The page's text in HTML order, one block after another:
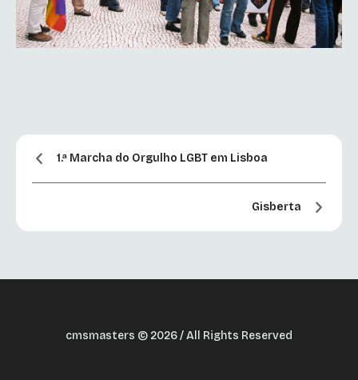
1.ª Marcha do Orgulho LGBT em Lisboa
Gisberta
cmsmasters © 2026 / All Rights Reserved